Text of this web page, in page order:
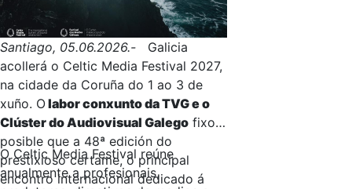
Santiago, 05.06.2026.- Galicia
acollerá o Celtic Media Festival 2027,
na cidade da Coruña do 1 ao 3 de
xuño. Olabor conxunto da TVG e o
Clúster do Audiovisual Galego fixo
posible que a 48ª edición do
prestixioso certame, o principal
encontro internacional dedicado á
O Celtic Media Festival reúne
anualmente a profesionais,